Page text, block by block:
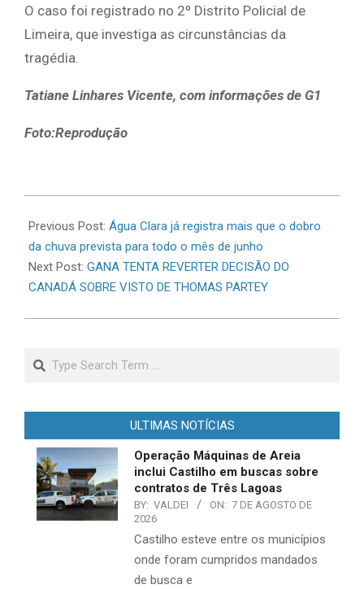
O caso foi registrado no 2º Distrito Policial de
Limeira, que investiga as circunstâncias da
tragédia.
Tatiane Linhares Vicente, com informações de G1
Foto:Reprodução
06-
13
Previous Post: Água Clara já registra mais que o dobro
da chuva prevista para todo o mês de junho
Next Post: GANA TENTA REVERTER DECISÃO DO
CANADÁ SOBRE VISTO DE THOMAS PARTEY
Search
ULTIMAS NOTÍCIAS
Operação Máquinas de Areia
inclui Castilho em buscas sobre
contratos de Três Lagoas
BY: VALDEI ON: 7 DE AGOSTO DE
2026
Castilho esteve entre os municípios
onde foram cumpridos mandados
de busca e